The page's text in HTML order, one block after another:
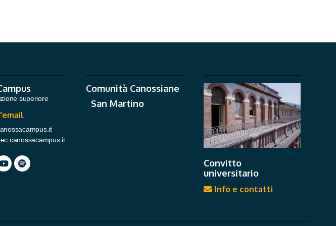
superiore
Comunità Canossiane
San Martino
Convitto
universitario
Info e contatti